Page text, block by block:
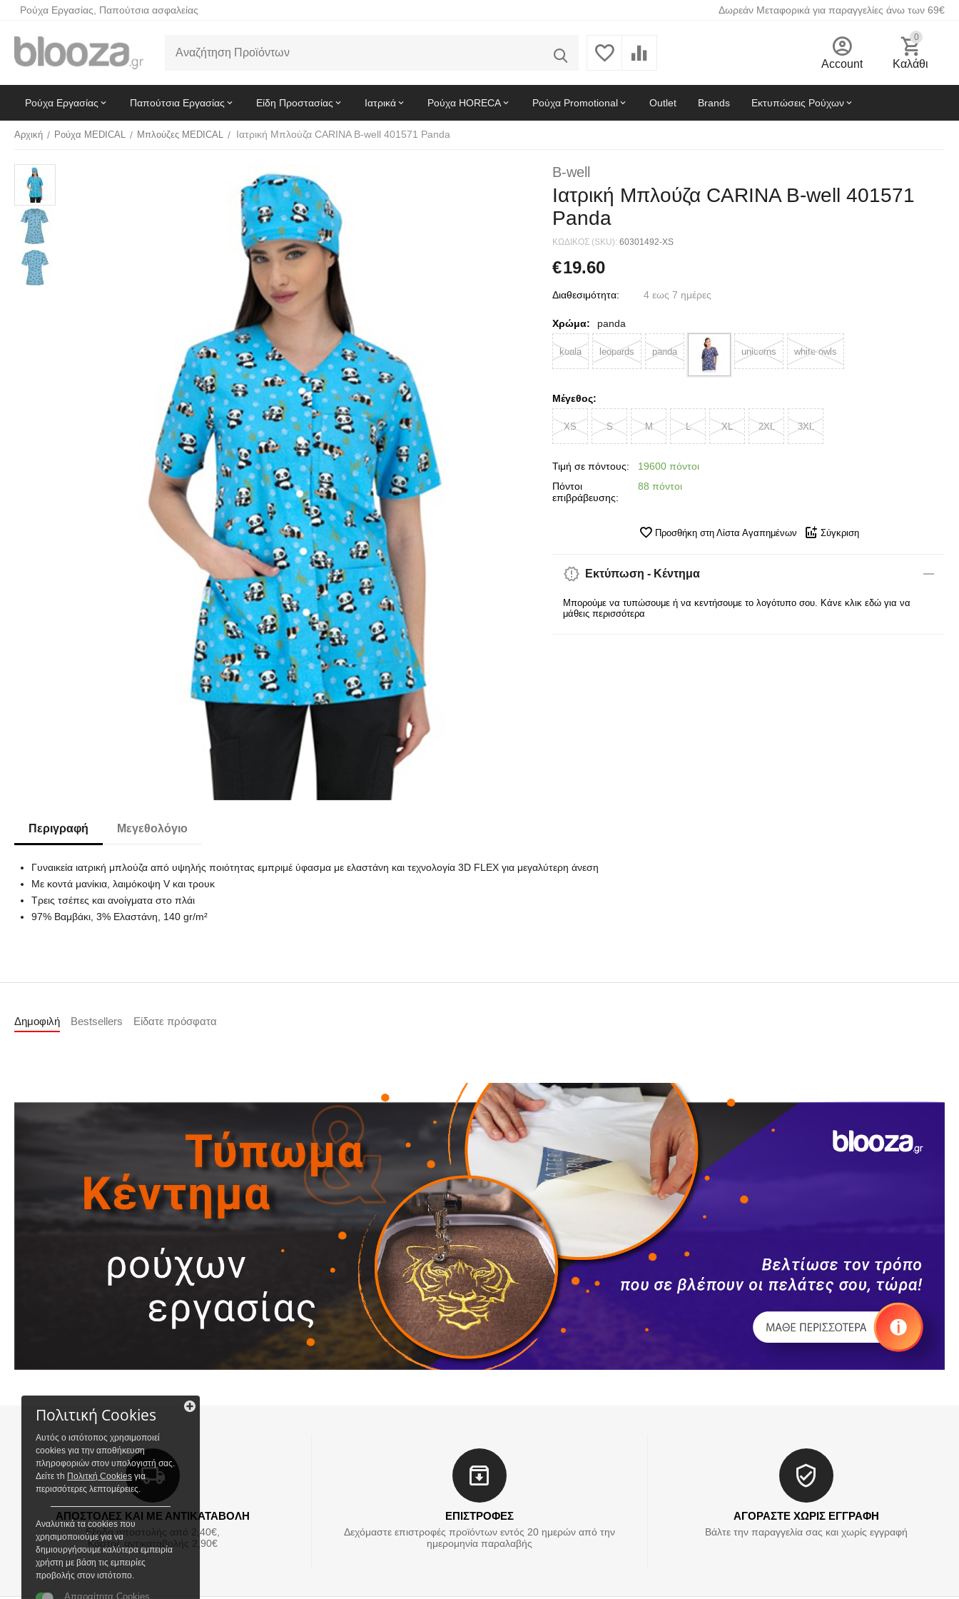
Ρούχα Εργασίας, Παπούτσια ασφαλείας Δωρεάν Μεταφορικά για παραγγελίες άνω των 69€
Account
0
Καλάθι
Ρούχα Εργασίας Παπούτσια Εργασίας Είδη Προστασίας Ιατρικά Ρούχα HORECA Ρούχα Promotional Outlet Brands Εκτυπώσεις Ρούχων
Αρχική / Ρούχα MEDICAL / Μπλούζες MEDICAL / Ιατρική Μπλούζα CARINA B-well 401571 Panda
B-well
Ιατρική Μπλούζα CARINA B-well 401571
Panda
ΚΩΔΙΚΟΣ (SKU): 60301492-XS
€19.60
Διαθεσιμότητα: 4 εως 7 ημέρες
Χρώμα: panda
koala leopards panda unicorns white owls
Μέγεθος:
XS S M L XL 2XL 3XL
Τιμή σε πόντους:
19600 πόντοι
Πόντοι
επιβράβευσης:
88 πόντοι
Προσθήκη στη Λίστα Αγαπημένων Σύγκριση
Εκτύπωση - Κέντημα
Μπορούμε να τυπώσουμε ή να κεντήσουμε το λογότυπο σου. Κάνε κλικ εδώ για να
μάθεις περισσότερα
Περιγραφή Μεγεθολόγιο
Γυναικεία ιατρική μπλούζα από υψηλής ποιότητας εμπριμέ ύφασμα με ελαστάνη και τεχνολογία 3D FLEX για μεγαλύτερη άνεση
Με κοντά μανίκια, λαιμόκοψη V και τρουκ
Τρεις τσέπες και ανοίγματα στο πλάι
97% Βαμβάκι, 3% Ελαστάνη, 140 gr/m²
Δημοφιλή Bestsellers Είδατε πρόσφατα
ΑΠΟΣΤΟΛΕΣ ΚΑΙ ΜΕ ΑΝΤΙΚΑΤΑΒΟΛΗ
Εξοδα αποστολής από 2,40€,
Κόστος αντικαταβολής 2,90€
ΕΠΙΣΤΡΟΦΕΣ
Δεχόμαστε επιστροφές προϊόντων εντός 20 ημερών από την
ημερομηνία παραλαβής
ΑΓΟΡΑΣΤΕ ΧΩΡΙΣ ΕΓΓΡΑΦΗ
Βάλτε την παραγγελία σας και χωρίς εγγραφή
Πολιτική Cookies
Αυτός ο ιστότοπος χρησιμοποιεί
cookies για την αποθήκευση
πληροφοριών στον υπολογιστή σας.
Δείτε τh Πολιτκή Cookies για
περισσότερες λεπτομέρειες.
Αναλυτικά τα cookies που
χρησιμοποιούμε για να
δημιουργήσουμε καλύτερα εμπειρία
χρήστη με βάση τις εμπειρίες
προβολής στον ιστότοπο.
Απαραίτητα Cookies